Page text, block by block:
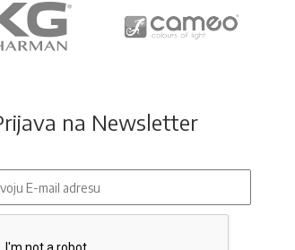
na Newsletter